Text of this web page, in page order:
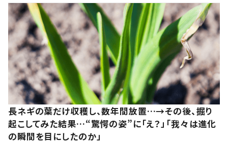
長ネギの葉だけ収穫し、数年間放置…→その後、掘り
起こしてみた結果…“驚愕の姿”に「え？」「我々は進化
の瞬間を目にしたのか」